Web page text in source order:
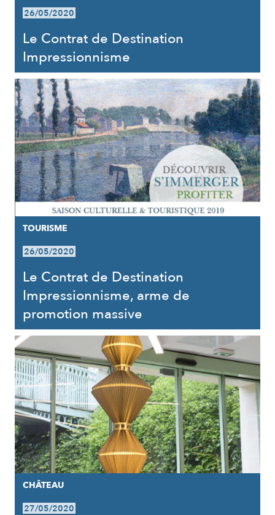
26/05/2020
Le Contrat de Destination
Impressionnisme
TOURISME
26/05/2020
Le Contrat de Destination
Impressionnisme, arme de
promotion massive
CHÂTEAU
27/05/2020